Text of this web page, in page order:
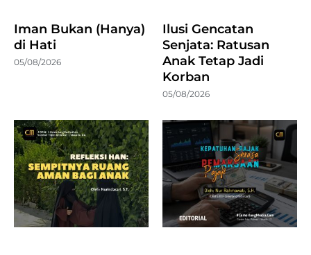
Iman Bukan (Hanya)
di Hati
05/08/2026
Ilusi Gencatan
Senjata: Ratusan
Anak Tetap Jadi
Korban
05/08/2026